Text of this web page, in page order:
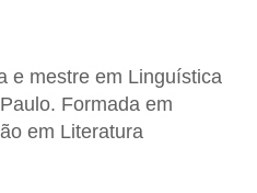
e mestre em Linguística
Formada em
em Literatura